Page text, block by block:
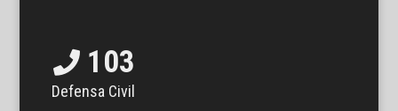
103
Defensa Civil